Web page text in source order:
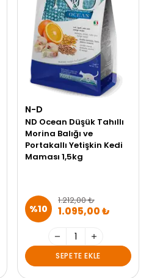
N-D
ND Ocean Düşük Tahıllı
Morina Balığı ve
Portakallı Yetişkin Kedi
Maması 1,5kg
%10
1.212,00 ₺
1.095,00 ₺
SEPETE EKLE